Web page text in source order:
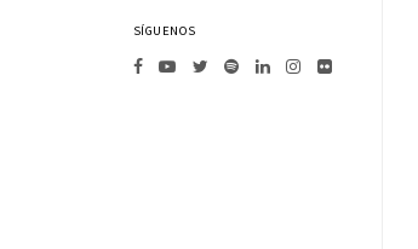
SÍGUENOS